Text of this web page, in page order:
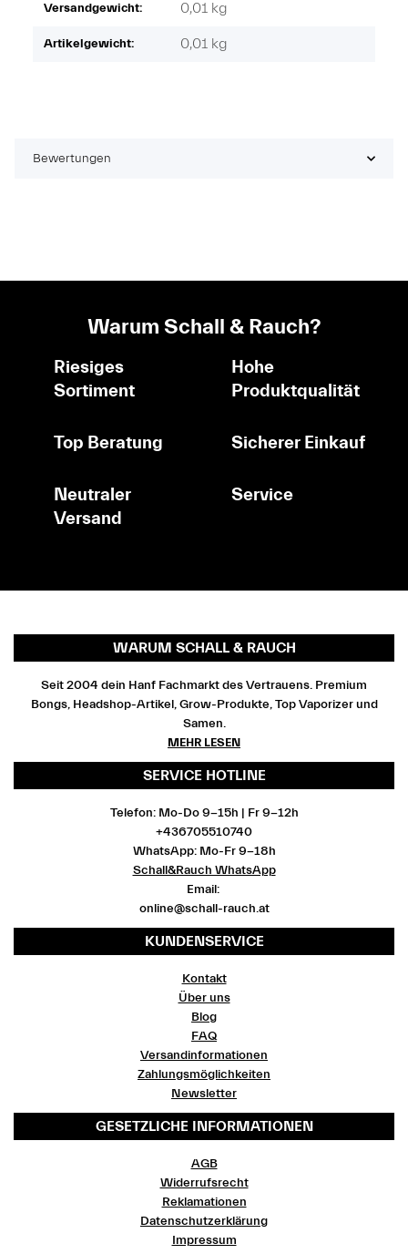
Versandgewicht: 0,01 kg
Artikelgewicht: 0,01 kg
Bewertungen
Warum Schall & Rauch?
Riesiges
Sortiment
Hohe
Produktqualität
Top Beratung Sicherer Einkauf
Neutraler
Versand
Service
WARUM SCHALL & RAUCH
Seit 2004 dein Hanf Fachmarkt des Vertrauens. Premium
Bongs, Headshop-Artikel, Grow-Produkte, Top Vaporizer und
Samen.
MEHR LESEN
SERVICE HOTLINE
Telefon: Mo-Do 9-15h | Fr 9-12h
+436705510740
WhatsApp: Mo-Fr 9-18h
Schall&Rauch WhatsApp
Email:
online@schall-rauch.at
KUNDENSERVICE
Kontakt
Über uns
Blog
FAQ
Versandinformationen
Zahlungsmöglichkeiten
Newsletter
GESETZLICHE INFORMATIONEN
AGB
Widerrufsrecht
Reklamationen
Datenschutzerklärung
Impressum